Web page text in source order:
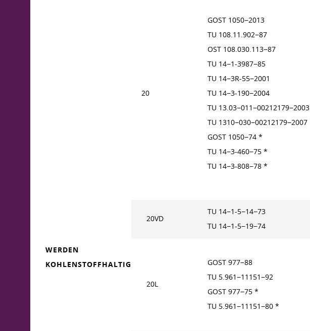
WERDEN
KOHLENSTOFFHALTIG
20
GOST 1050−2013
TU 108.11.902−87
OST 108.030.113−87
TU 14−1-3987−85
TU 14−3R-55−2001
TU 14−3-190−2004
TU 13.03−011−00212179−2003
TU 1310−030−00212179−2007
GOST 1050−74 *
TU 14−3-460−75 *
TU 14−3-808−78 *
20VD
TU 14−1-5−14−73
TU 14−1-5−19−74
20L
GOST 977−88
TU 5.961−11151−92
GOST 977−75 *
TU 5.961−11151−80 *